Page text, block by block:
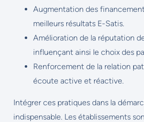
Augmentation des
meilleurs résultats E-Satis.
Amélioration de la réputation
influençant ainsi le choix des
Renforcement de la relation
écoute active et réactive.
Intégrer ces pratiques dans la
indispensable. Les établissements